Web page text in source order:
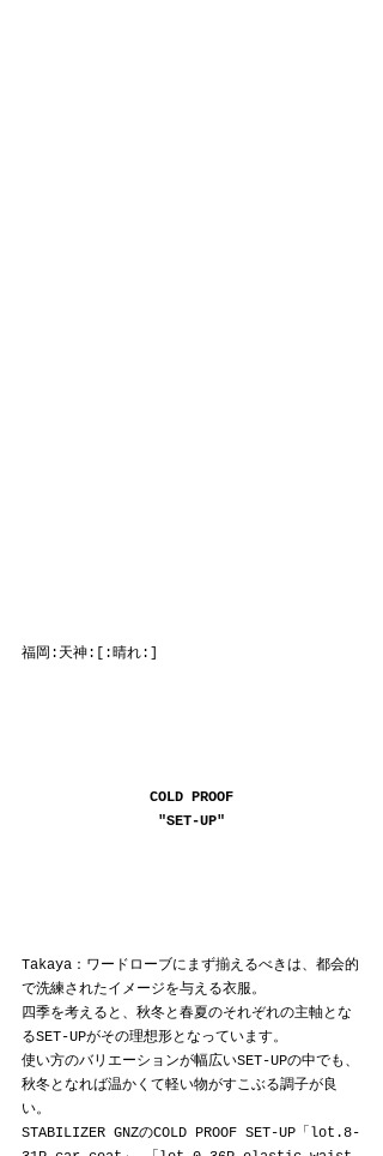
福岡:天神:[:晴れ:]
COLD PROOF
"SET-UP"
Takaya：ワードローブにまず揃えるべきは、都会的
で洗練されたイメージを与える衣服。
四季を考えると、秋冬と春夏のそれぞれの主軸とな
るSET-UPがその理想形となっています。
使い方のバリエーションが幅広いSET-UPの中でも、
秋冬となれば温かくて軽い物がすこぶる調子が良
い。
STABILIZER GNZのCOLD PROOF SET-UP「lot.8-